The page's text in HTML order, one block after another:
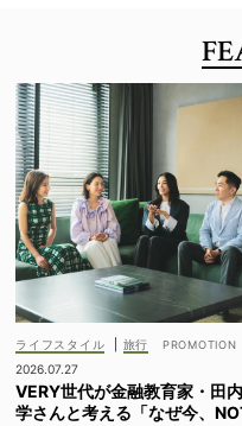
ライフスタイル
旅行
2026.07.27
VERY世代が金融教育家・田内
学さんと考える「なぜ今、